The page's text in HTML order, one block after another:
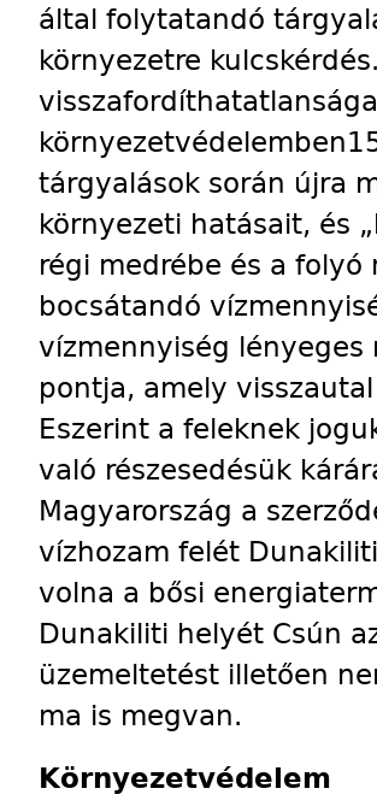
által folytatandó
környezetre
tárgyalások során újra
környezeti hatásait, és
régi medrébe és a
bocsátandó
vízmennyiség
pontja, amely
Eszerint a feleknek
való részesedésük
Magyarország a
vízhozam felét
volna a bősi
Dunakiliti helyét Csún
üzemeltetést illetően
ma is megvan.
Környezetvédelem